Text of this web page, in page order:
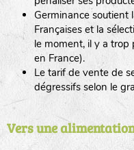
Germinance soutient
Françaises et la
le moment, il y a trop
en France).
Le tarif de vente de
dégressifs selon le
Vers une